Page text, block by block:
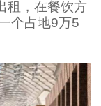
租，在餐饮方
个占地9万5